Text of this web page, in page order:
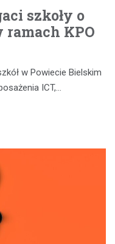
szkoły o
KPO
w Powiecie Bielskim
ICT,…